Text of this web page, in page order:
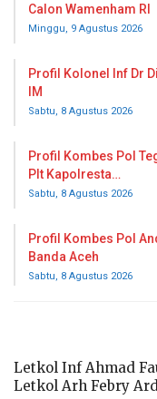
Calon Wamenham RI
Minggu, 9 Agustus 2026
Profil Kolonel Inf Dr
IM
Sabtu, 8 Agustus 2026
Profil Kombes Pol
Plt Kapolresta…
Sabtu, 8 Agustus 2026
Profil Kombes Pol
Banda Aceh
Sabtu, 8 Agustus 2026
Letkol Inf Ahmad
Letkol Arh Febry